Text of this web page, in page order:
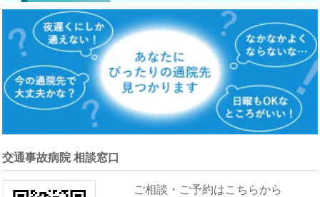
交通事故病院 相談窓口
ご相談・ご予約はこちらから